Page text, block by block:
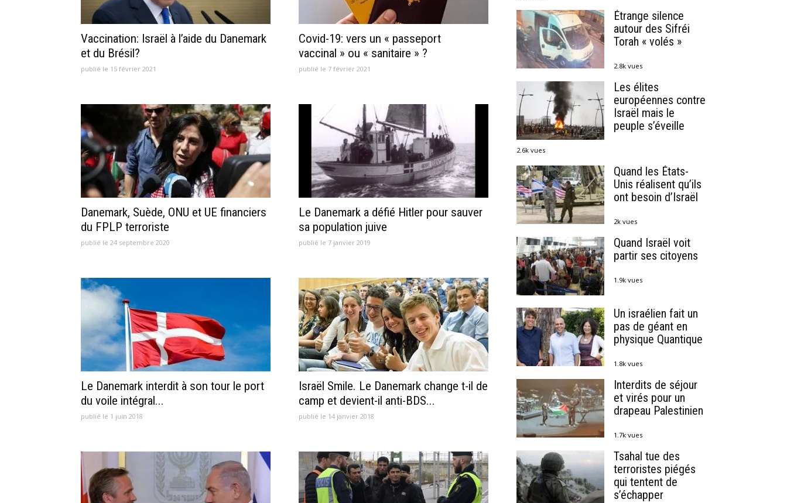
Vaccination: Israël à l’aide du Danemark
et du Brésil?
publié le 15 février 2021
Covid-19: vers un « passeport
vaccinal » ou « sanitaire » ?
publié le 7 février 2021
Danemark, Suède, ONU et UE financiers
du FPLP terroriste
publié le 24 septembre 2020
Le Danemark a défié Hitler pour sauver
sa population juive
publié le 7 janvier 2019
Le Danemark interdit à son tour le port
du voile intégral...
publié le 1 juin 2018
Israël Smile. Le Danemark change t-il de
camp et devient-il anti-BDS...
publié le 14 janvier 2018
Étrange silence
autour des Sifréi
Torah « volés »
2.8k vues
Les élites
européennes contre
Israël mais le
peuple s’éveille
2.6k vues
Quand les États-
Unis réalisent qu’ils
ont besoin d’Israël
2k vues
Quand Israël voit
partir ses citoyens
1.9k vues
Un israélien fait un
pas de géant en
physique Quantique
1.8k vues
Interdits de séjour
et virés pour un
drapeau Palestinien
1.7k vues
Tsahal tue des
terroristes piégés
qui tentent de
s’échapper